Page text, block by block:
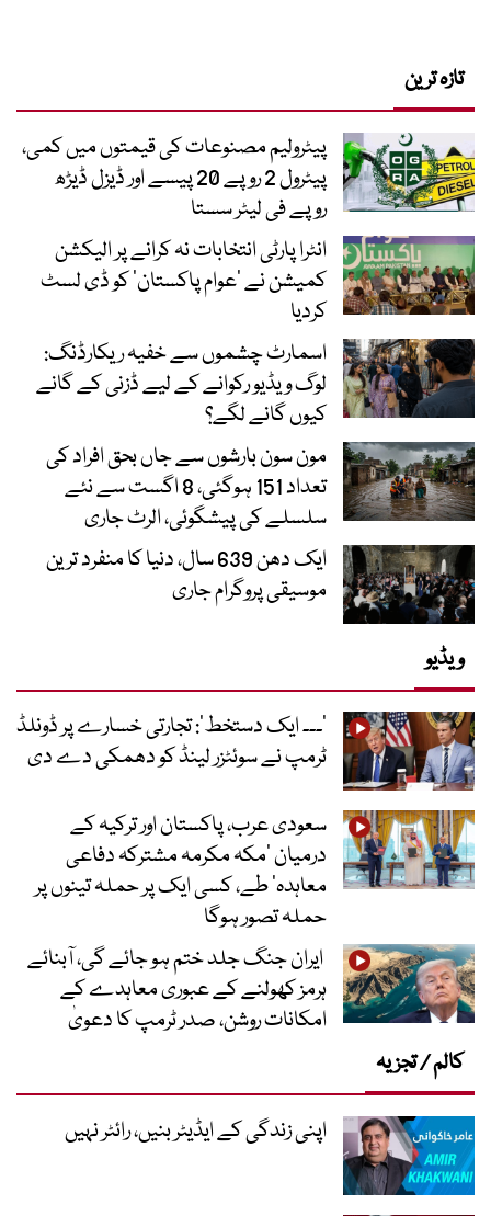
تازہ ترین
پیٹرولیم مصنوعات کی قیمتوں میں کمی،
پیٹرول 2 روپے 20 پیسے اور ڈیزل ڈیڑھ
روپے فی لیٹر سستا
انٹرا پارٹی انتخابات نہ کرانے پر الیکشن
کمیشن نے ’عوام پاکستان‘ کو ڈی لسٹ
کردیا
اسمارٹ چشموں سے خفیہ ریکارڈنگ:
لوگ ویڈیو رکوانے کے لیے ڈزنی کے گانے
کیوں گانے لگے؟
مون سون بارشوں سے جاں بحق افراد کی
تعداد 151 ہوگئی، 8 اگست سے نئے
سلسلے کی پیشگوئی، الرٹ جاری
ایک دھن 639 سال، دنیا کا منفرد ترین
موسیقی پروگرام جاری
ویڈیو
’۔۔۔ ایک دستخط‘: تجارتی خسارے پر ڈونلڈ
ٹرمپ نے سوئٹزر لینڈ کو دھمکی دے دی
سعودی عرب، پاکستان اور ترکیہ کے
درمیان ’مکہ مکرمہ مشترکہ دفاعی
معاہدہ‘ طے، کسی ایک پر حملہ تینوں پر
حملہ تصور ہوگا
ایران جنگ جلد ختم ہو جائے گی، آبنائے
ہرمز کھولنے کے عبوری معاہدے کے
امکانات روشن، صدر ٹرمپ کا دعویٰ
کالم / تجزیہ
اپنی زندگی کے ایڈیٹر بنیں، رائٹر نہیں